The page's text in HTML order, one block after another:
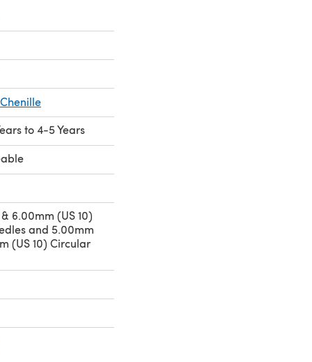
to 4-5 Years
6.00mm (US 10)
and 5.00mm
(US 10) Circular